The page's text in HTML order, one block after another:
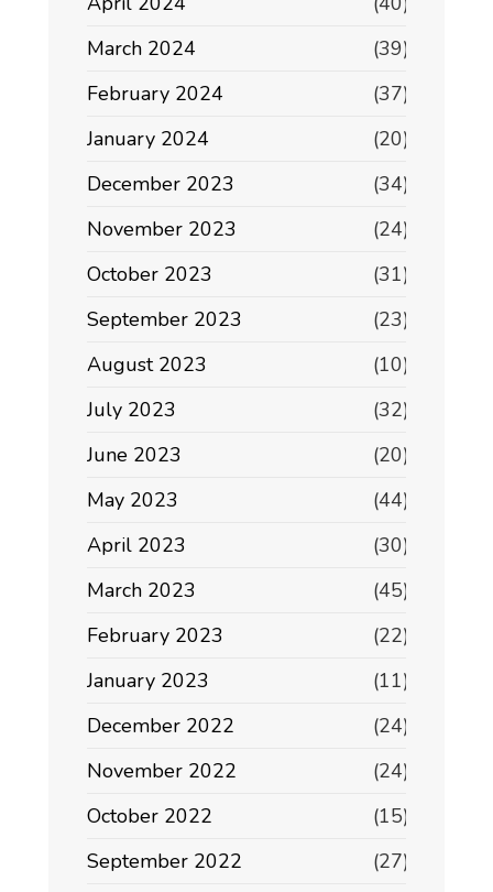
March 2024
(39)
February 2024
(37)
January 2024
(20)
December 2023
(34)
November 2023
(24)
October 2023
(31)
September 2023
(23)
August 2023
(10)
July 2023
(32)
June 2023
(20)
May 2023
(44)
April 2023
(30)
March 2023
(45)
February 2023
(22)
January 2023
(11)
December 2022
(24)
November 2022
(24)
October 2022
(15)
September 2022
(27)